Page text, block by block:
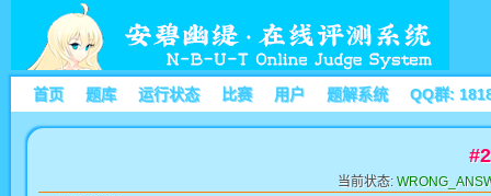
首页 题库 运行状态 比赛 用户 题解系统 QQ群:
当前状态: